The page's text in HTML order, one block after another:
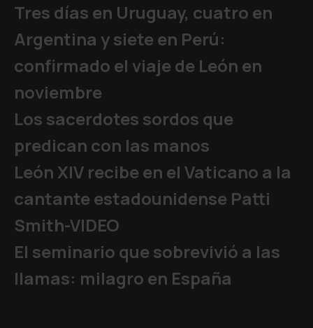
Tres días en Uruguay, cuatro en
Argentina y siete en Perú:
confirmado el viaje de León en
noviembre
Los sacerdotes sordos que
predican con las manos
León XIV recibe en el Vaticano a la
cantante estadounidense Patti
Smith-VIDEO
El seminario que sobrevivió a las
llamas: milagro en España